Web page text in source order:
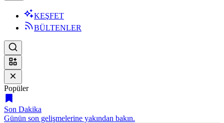
KEŞFET
BÜLTENLER
Popüler
Son Dakika
Günün son gelişmelerine yakından bakın.